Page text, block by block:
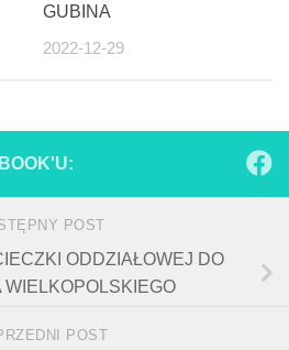
GUBINA
2022-12-29
POST
ODDZIAŁOWEJ DO
WIELKOPOLSKIEGO
POST